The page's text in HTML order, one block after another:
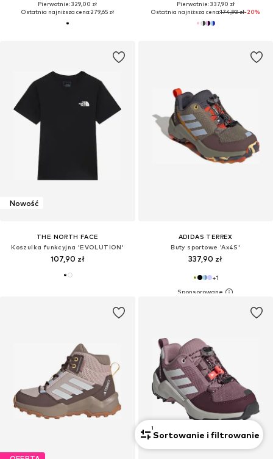
Pierwotnie: 329,00 zł
Ostatnia najniższa cena:279,65 zł
Pierwotnie: 337,90 zł
Ostatnia najniższa cena:174,93 zł-20%
Nowość
THE NORTH FACE
Koszulka funkcyjna 'EVOLUTION'
107,90 zł
ADIDAS TERREX
Buty sportowe 'Ax4S'
337,90 zł
+1
1
Sortowanie i filtrowanie